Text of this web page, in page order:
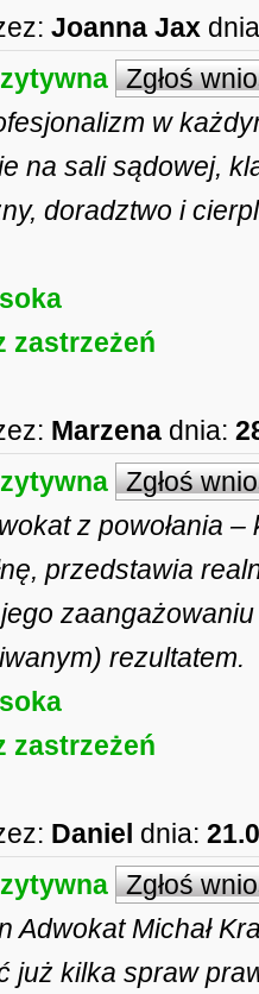
Joanna Jax
Zgłoś
w
na sali sądowej,
doradztwo i
zastrzeżeń
Marzena dnia:
Zgłoś
z powołania
przedstawia
rezultatem.
zastrzeżeń
Daniel dnia:
Zgłoś
Adwokat Michał
już kilka spraw